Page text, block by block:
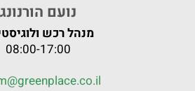
נועם הורנונג
מנהל רכש
08:00-17:00